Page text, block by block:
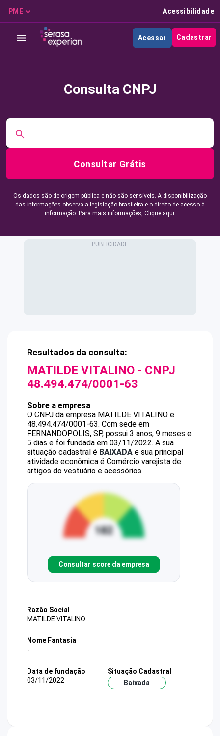
PME Acessibilidade
Acessar Cadastrar
Consulta CNPJ
Consultar Grátis
Os dados são de origem pública e não são sensíveis. A disponibilização
das informações observa a legislação brasileira e o direito de acesso à
informação. Para mais informações, Clique aqui.
Resultados da consulta:
MATILDE VITALINO - CNPJ
48.494.474/0001-63
Sobre a empresa
O CNPJ da empresa MATILDE VITALINO é
48.494.474/0001-63. Com sede em
FERNANDOPOLIS, SP, possui 3 anos, 9 meses e
5 dias e foi fundada em 03/11/2022. A sua
situação cadastral é BAIXADA e sua principal
atividade econômica é Comércio varejista de
artigos do vestuário e acessórios.
Consultar score da empresa
Razão Social
MATILDE VITALINO
Nome Fantasia
-
Data de fundação
03/11/2022
Situação Cadastral
Baixada